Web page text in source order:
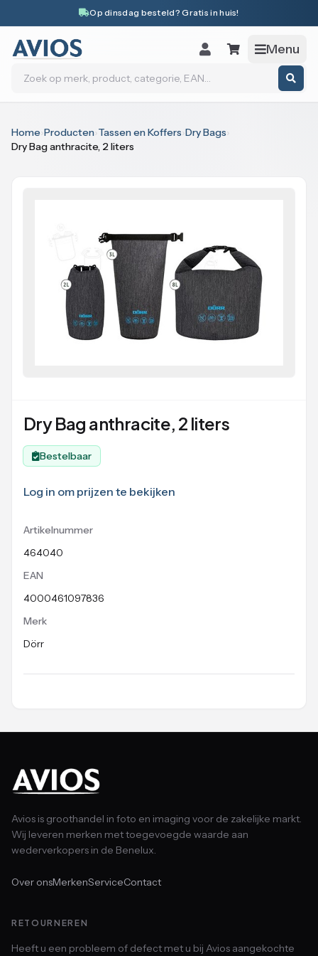
Op dinsdag besteld? Gratis in huis!
Menu
Zoeken
Home›Producten›Tassen en Koffers›Dry Bags›
Dry Bag anthracite, 2 liters
Dry Bag anthracite, 2 liters
Bestelbaar
Log in om prijzen te bekijken
Artikelnummer
464040
EAN
4000461097836
Merk
Dörr
Avios is groothandel in foto en imaging voor de zakelijke markt.
Wij leveren merken met toegevoegde waarde aan
wederverkopers in de Benelux.
Over onsMerkenServiceContact
RETOURNEREN
Heeft u een probleem of defect met u bij Avios aangekochte